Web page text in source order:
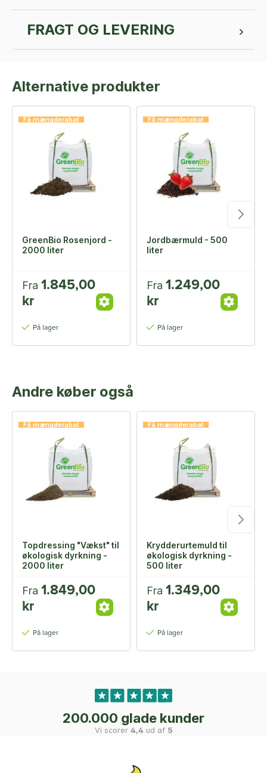
FRAGT OG LEVERING
Alternative produkter
Få mængderabat
GreenBio Rosenjord -
2000 liter
Fra 1.845,00
kr
På lager
Få mængderabat
Jordbærmuld - 500
liter
Fra 1.249,00
kr
På lager
Andre køber også
Få mængderabat
Topdressing "Vækst" til
økologisk dyrkning -
2000 liter
Fra 1.849,00
kr
På lager
Få mængderabat
Krydderurtemuld til
økologisk dyrkning -
500 liter
Fra 1.349,00
kr
På lager
200.000 glade kunder
Vi scorer 4,4 ud af 5